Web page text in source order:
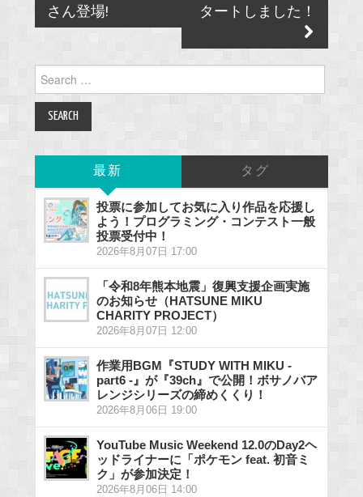
さん登場!
タートしました！
Search
for:
最新 タグ
投票に参加してお気に入り作品を応援し
よう！プログラミング・コンテスト一般
投票受付中！
2026年8月07日 17:00
「令和8年熊本地震」復興支援企画実施
のお知らせ（HATSUNE MIKU
CHARITY PROJECT）
2026年8月07日 12:00
作業用BGM『STUDY WITH MIKU -
part6 -』が『39ch』で公開！ボサノバア
レンジシリーズの締めくくり！
2026年8月06日 19:00
YouTube Music Weekend 12.0のDay2ヘ
ッドライナーに「ポケモン feat. 初音ミ
ク」が参加決定！
2026年8月06日 14:00